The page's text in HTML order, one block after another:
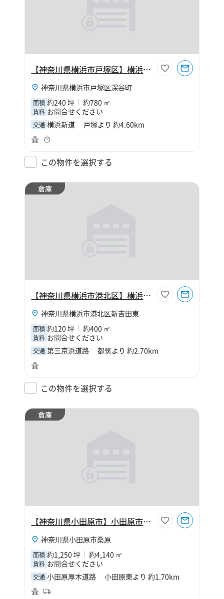
【神奈川県横浜市戸塚区】横浜市戸塚区深谷町240坪倉庫
神奈川県横浜市戸塚区深谷町
面積 約240 坪 約780 ㎡
賃料 お問合せください
交通 横浜新道 戸塚より 約4.60km
この物件を選択する
倉庫
【神奈川県横浜市港北区】横浜市港北区新吉田東4丁目120坪倉庫
神奈川県横浜市港北区新吉田東
面積 約120 坪 約400 ㎡
賃料 お問合せください
交通 第三京浜道路 都筑より 約2.70km
この物件を選択する
倉庫
【神奈川県小田原市】小田原市桑原1250坪倉庫
神奈川県小田原市桑原
面積 約1,250 坪 約4,140 ㎡
賃料 お問合せください
交通 小田原厚木道路 小田原東より 約1.70km